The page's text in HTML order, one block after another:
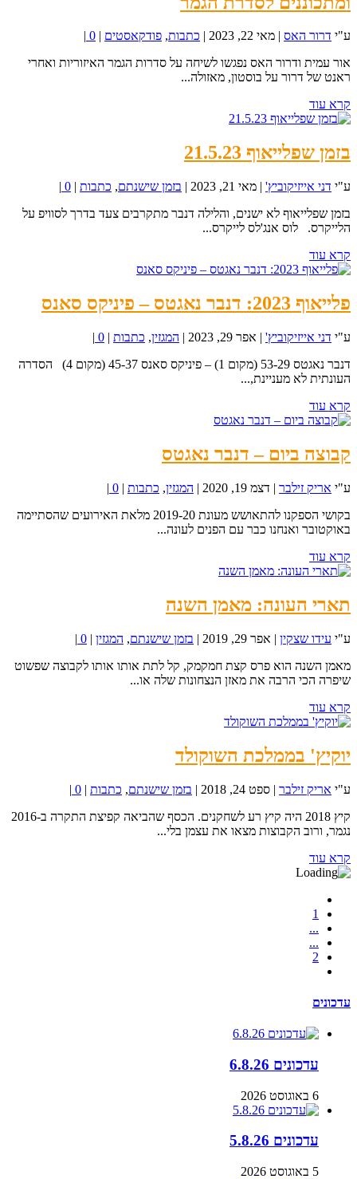
ע"י דרור האס מאי 22, 2023 כתבות, פודקאסטים 0
אור עמית ודרור האס נפגשו לשיחה על סדרות הגמר האיזוריות ואחרי
ראנט של דרור על בוסטון, מאזולה...
קרא עוד
בזמן שפלייאוף 21.5.23
ע"י דני אייזיקוביץ' | מאי 21, 2023 | בזמן שישנתם, כתבות |
0
|
בזמן שפלייאוף לא ישנים, והלילה דנבר מתקרבים צעד בדרך לסוויפ על
הלייקרס. לוס אנג'לס לייקרס...
קרא עוד
פלייאוף 2023: דנבר נאגטס – פיניקס סאנס
ע"י דני אייזיקוביץ' | אפר 29, 2023 | המגזין, כתבות |
0
|
דנבר נאגטס 53-29 (מקום 1) – פיניקס סאנס 45-37 (מקום 4) הסדרה
העונתית לא מעניינת,...
קרא עוד
קבוצה ביום – דנבר נאגטס
ע"י אריק זילבר | דצמ 19, 2020 | המגזין, כתבות |
0
|
בקושי הספקנו להתאושש מעונת 2019-20 מלאת האירועים שהסתיימה
באוקטובר ואנחנו כבר עם הפנים לעונה...
קרא עוד
תארי העונה: מאמן השנה
ע"י עידו שצקין | אפר 29, 2019 | בזמן שישנתם, המגזין |
0
|
מאמן השנה הוא פרס קצת חמקמק, קל לתת אותו אותו לקבוצה שפשוט
שיפרה הכי הרבה את מאזן הנצחונות שלה או...
קרא עוד
יוקיץ' בממלכת השוקולד
ע"י אריק זילבר | ספט 24, 2018 | בזמן שישנתם, כתבות |
0
|
קיץ 2018 היה קיץ רע לשחקנים. הכסף שהביאה קפיצת התקרה ב-2016
נגמר, ורוב הקבוצות מצאו את עצמן בלי...
קרא עוד
1
...
...
2
עדכונים
עדכונים 6.8.26
6 באוגוסט 2026
עדכונים 5.8.26
5 באוגוסט 2026